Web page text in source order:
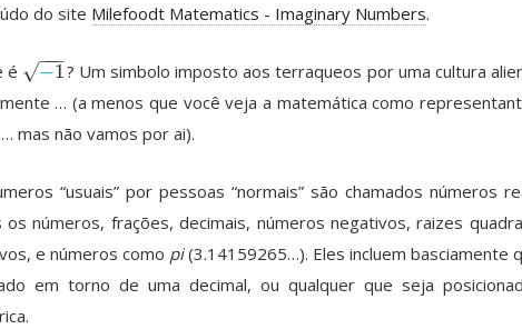
do site Milefoodt Matematics - Imaginary Numbers.
é −1
−−
−
√
−1
? Um simbolo imposto aos terraqueos por uma cultura
… (a menos que você veja a matemática como
mas não vamos por ai).
“usuais” por pessoas “normais” são chamados números
os números, frações, decimais, números negativos, raizes
e números como pi(3.14159265…). Eles incluem basciamente
em torno de uma decimal, ou qualquer que seja